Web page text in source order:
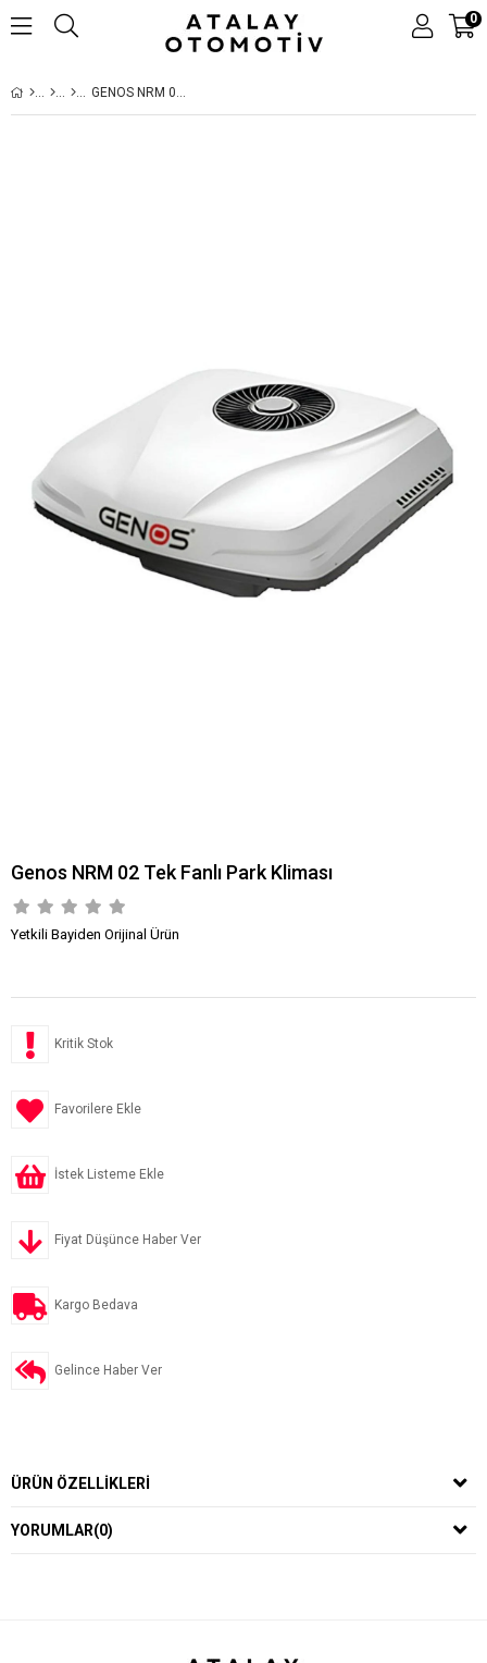
0
GENOS NRM 02 TEK FANLI PARK KLIMASI
Genos NRM 02 Tek Fanlı Park Kliması
Yetkili Bayiden Orijinal Ürün
Kritik Stok
Favorilere Ekle
İstek Listeme Ekle
Fiyat Düşünce Haber Ver
Kargo Bedava
Gelince Haber Ver
ÜRÜN ÖZELLIKLERI
YORUMLAR(0)